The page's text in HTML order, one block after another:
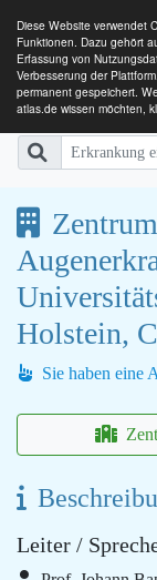
Diese Website verwendet
Funktionen. Dazu gehört
Erfassung von
Verbesserung der
permanent gespeichert.
atlas.de wissen möchten,
SE-
Holstein,
Sie haben eine
Leiter /